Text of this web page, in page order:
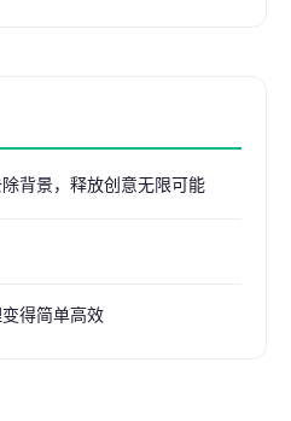
背景，释放创意无限可能
得简单高效